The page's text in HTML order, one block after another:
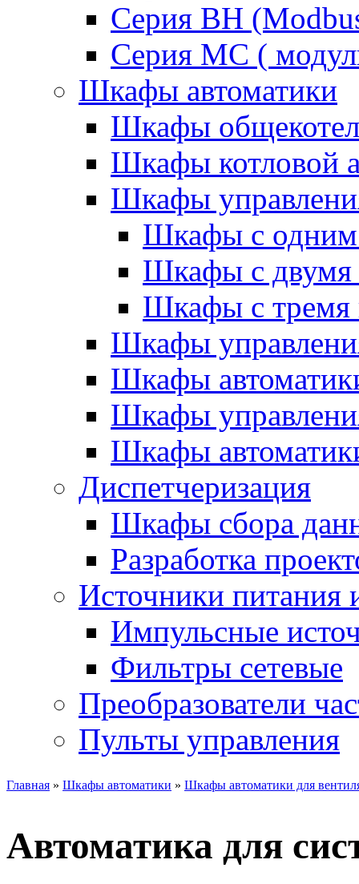
Серия BH
Серия MC (
Шкафы автоматики
Шкафы
Шкафы котловой
Шкафы
Шкафы с одним
Шкафы с двумя
Шкафы с тремя
Шкафы
Шкафы
Шкафы
Шкафы
Диспетчеризация
Шкафы сбора
Разработка
Источники питания
Импульсные
Фильтры сетевые
Преобразователи
Пульты управления
Главная » Шкафы автоматики » Шкафы автоматики для
Автоматика для